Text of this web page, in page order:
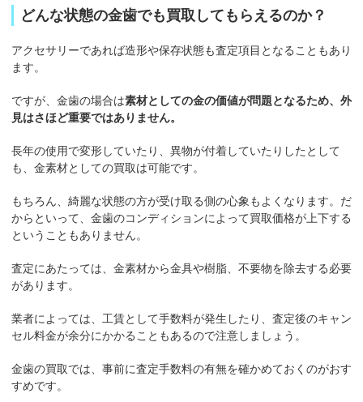
どんな状態の金歯でも買取してもらえるのか？
アクセサリーであれば造形や保存状態も査定項目となることもあり
ます。
ですが、金歯の場合は素材としての金の価値が問題となるため、外
見はさほど重要ではありません。
長年の使用で変形していたり、異物が付着していたりしたとして
も、金素材としての買取は可能です。
もちろん、綺麗な状態の方が受け取る側の心象もよくなります。だ
からといって、金歯のコンディションによって買取価格が上下する
ということもありません。
査定にあたっては、金素材から金具や樹脂、不要物を除去する必要
があります。
業者によっては、工賃として手数料が発生したり、査定後のキャン
セル料金が余分にかかることもあるので注意しましょう。
金歯の買取では、事前に査定手数料の有無を確かめておくのがおす
すめです。